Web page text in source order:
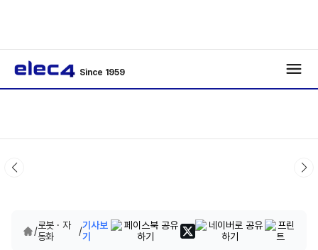
Since 1959
/로봇 · 자
동화
/기사보
기